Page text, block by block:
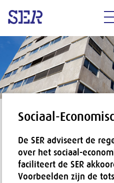
Sociaal-
De SER adviseert de
over het sociaal-
faciliteert de SER
Voorbeelden zijn de